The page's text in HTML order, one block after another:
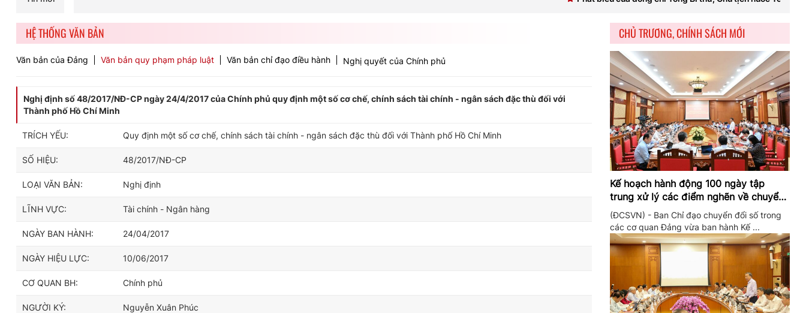
HỆ THỐNG VĂN BẢN
Văn bản của Đảng Văn bản quy phạm pháp luật Văn bản chỉ đạo điều hành Nghị quyết của Chính phủ
Nghị định số 48/2017/NĐ-CP ngày 24/4/2017 của Chính phủ quy định một số cơ chế, chính sách tài chính - ngân sách đặc thù đối với
Thành phố Hồ Chí Minh
TRÍCH YẾU: Quy định một số cơ chế, chính sách tài chính - ngân sách đặc thù đối với Thành phố Hồ Chí Minh
SỐ HIỆU: 48/2017/NĐ-CP
LOẠI VĂN BẢN: Nghị định
LĨNH VỰC: Tài chính - Ngân hàng
NGÀY BAN HÀNH: 24/04/2017
NGÀY HIỆU LỰC: 10/06/2017
CƠ QUAN BH: Chính phủ
NGƯỜI KÝ: Nguyễn Xuân Phúc
CHỦ TRƯƠNG, CHÍNH SÁCH MỚI
Kế hoạch hành động 100 ngày tập
trung xử lý các điểm nghẽn về chuyển
đổi số trong các cơ quan Đảng
(ĐCSVN) - Ban Chỉ đạo chuyển đổi số trong
các cơ quan Đảng vừa ban hành Kế ...